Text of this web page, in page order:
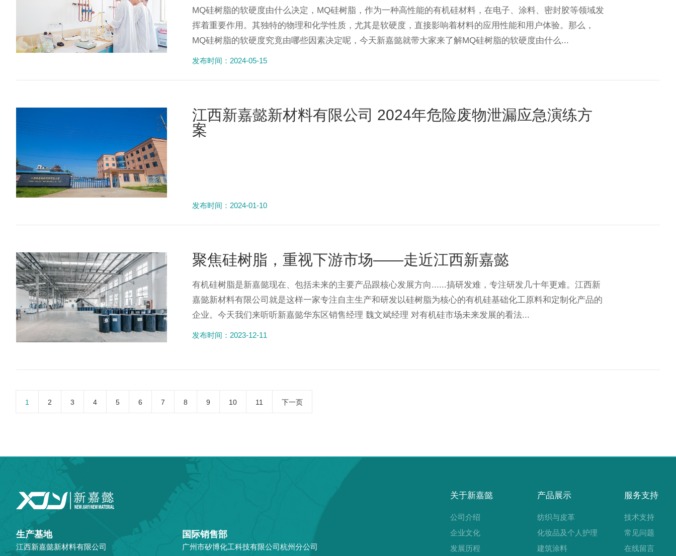
MQ硅树脂的软硬度由什么决定，MQ硅树脂，作为一种高性能的有机硅材料，在电子、涂料、密封胶等领域发
挥着重要作用。其独特的物理和化学性质，尤其是软硬度，直接影响着材料的应用性能和用户体验。那么，
MQ硅树脂的软硬度究竟由哪些因素决定呢，今天新嘉懿就带大家来了解MQ硅树脂的软硬度由什么...
发布时间：2024-05-15
江西新嘉懿新材料有限公司 2024年危险废物泄漏应急演练方
案
发布时间：2024-01-10
聚焦硅树脂，重视下游市场——走近江西新嘉懿
有机硅树脂是新嘉懿现在、包括未来的主要产品跟核心发展方向......搞研发难，专注研发几十年更难。江西新
嘉懿新材料有限公司就是这样一家专注自主生产和研发以硅树脂为核心的有机硅基础化工原料和定制化产品的
企业。今天我们来听听新嘉懿华东区销售经理 魏文斌经理 对有机硅市场未来发展的看法...
发布时间：2023-12-11
1 2 3 4 5 6 7 8 9 10 11 下一页
生产基地
江西新嘉懿新材料有限公司
国际销售部
广州市矽博化工科技有限公司杭州分公司
关于新嘉懿
公司介绍
企业文化
发展历程
产品展示
纺织与皮革
化妆品及个人护理
建筑涂料
服务支持
技术支持
常见问题
在线留言